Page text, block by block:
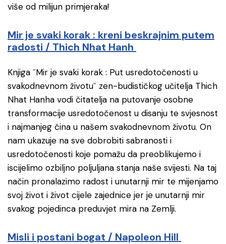
više od milijun primjeraka!
Mir je svaki korak : kreni beskrajnim putem
radosti / Thich Nhat Hanh
Knjiga ˝Mir je svaki korak : Put usredotočenosti u
svakodnevnom životu˝ zen-budističkog učitelja Thich
Nhat Hanha vodi čitatelja na putovanje osobne
transformacije usredotočenost u disanju te svjesnost
i najmanjeg čina u našem svakodnevnom životu. On
nam ukazuje na sve dobrobiti sabranosti i
usredotočenosti koje pomažu da preoblikujemo i
iscijelimo ozbiljno poljuljana stanja naše svijesti. Na taj
način pronalazimo radost i unutarnji mir te mijenjamo
svoj život i život cijele zajednice jer je unutarnji mir
svakog pojedinca preduvjet mira na Zemlji.
Misli i postani bogat / Napoleon Hill